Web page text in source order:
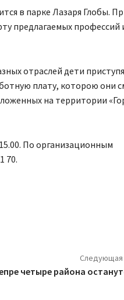
в парке Лазаря Глобы.
предлагаемых профессий
отраслей дети
плату, которою они
на территории
По организационным
70.
Следующая
четыре района